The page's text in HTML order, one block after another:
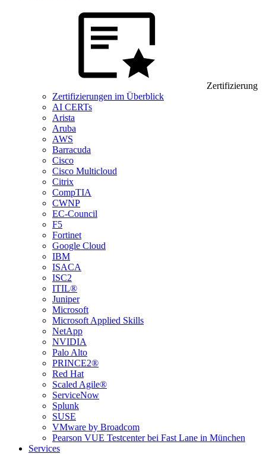
Zertifizierung
Zertifizierungen im Überblick
AI CERTs
Arista
Aruba
AWS
Barracuda
Cisco
Cisco Multicloud
Citrix
CompTIA
CWNP
EC-Council
F5
Fortinet
Google Cloud
IBM
ISACA
ISC2
ITIL®
Juniper
Microsoft
Microsoft Applied Skills
NetApp
NVIDIA
Palo Alto
PRINCE2®
Red Hat
Scaled Agile®
ServiceNow
Splunk
SUSE
VMware by Broadcom
Pearson VUE Testcenter bei Fast Lane in München
Services